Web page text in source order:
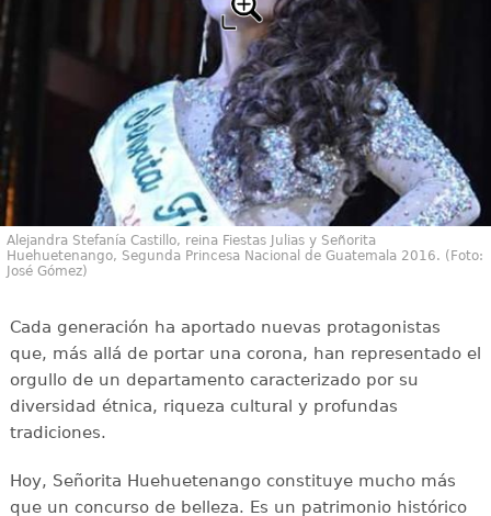
Alejandra Stefanía Castillo, reina Fiestas Julias y Señorita
Huehuetenango, Segunda Princesa Nacional de Guatemala 2016. (Foto:
José Gómez)
Cada generación ha aportado nuevas protagonistas
que, más allá de portar una corona, han representado el
orgullo de un departamento caracterizado por su
diversidad étnica, riqueza cultural y profundas
tradiciones.
Hoy, Señorita Huehuetenango constituye mucho más
que un concurso de belleza. Es un patrimonio histórico